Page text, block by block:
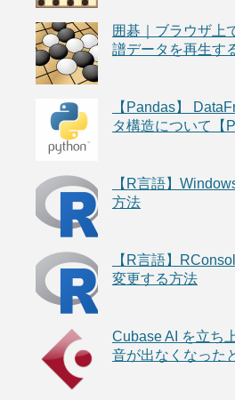
囲碁｜ブラウザ上
譜データを再生す
【Pandas】
タ構造について【
【R言語】
方法
【R言語】
変更する方法
Cubase AI を立ち
音が出なくなった